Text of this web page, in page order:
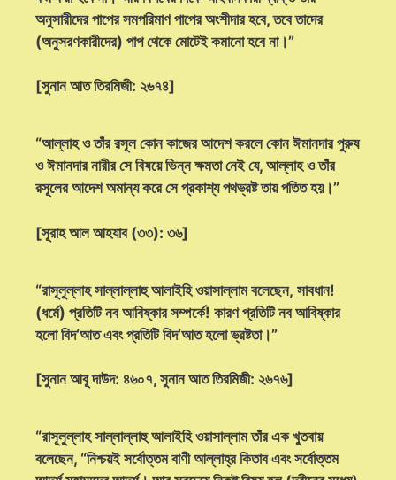
অনুসারীদের পাপের সমপরিমাণ পাপের অংশীদার হবে, তবে তাদের
(অনুসরণকারীদের) পাপ থেকে মোটেই কমানো হবে না।”
[সুনান আত তিরমিজী: ২৬৭৪]
“আল্লাহ ও তাঁর রসূল কোন কাজের আদেশ করলে কোন ঈমানদার পুরুষ
ও ঈমানদার নারীর সে বিষয়ে ভিন্ন ক্ষমতা নেই যে, আল্লাহ ও তাঁর
রসূলের আদেশ অমান্য করে সে প্রকাশ্য পথভ্রষ্ট তায় পতিত হয়।”
[সূরাহ আল আহযাব (৩৩): ৩৬]
“রাসূলুল্লাহ সাল্লাল্লাহু আলাইহি ওয়াসাল্লাম বলেছেন, সাবধান!
(ধর্মে) প্রতিটি নব আবিষ্কার সম্পর্কে! কারণ প্রতিটি নব আবিষ্কার
হলো বিদ‘আত এবং প্রতিটি বিদ‘আত হলো ভ্রষ্টতা।”
[সুনান আবূ দাউদ: ৪৬০৭, সুনান আত তিরমিজী: ২৬৭৬]
“রাসূলুল্লাহ সাল্লাল্লাহু আলাইহি ওয়াসাল্লাম তাঁর এক খুতবায়
বলেছেন, “নিশ্চয়ই সর্বোত্তম বাণী আল্লাহ্‌র কিতাব এবং সর্বোত্তম